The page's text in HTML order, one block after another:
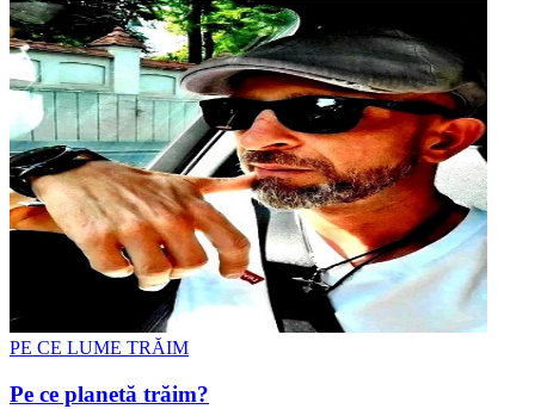
PE CE LUME TRĂIM
Pe ce planetă trăim?